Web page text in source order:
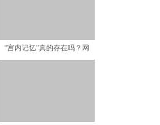
“宫内记忆”真的存在吗？网